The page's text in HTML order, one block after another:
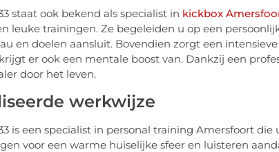
staat ook bekend als specialist in kickbox
leuke trainingen. Ze begeleiden u op een
en doelen aansluit. Bovendien zorgt een
er ook een mentale boost van. Dankzij een
door het leven.
werkwijze
is een specialist in personal training Amersfoort
voor een warme huiselijke sfeer en luisteren